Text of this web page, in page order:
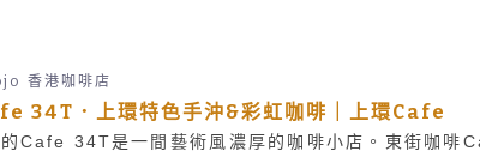
香港咖啡店
34T．上環特色手沖&彩虹咖啡｜上環Cafe
Cafe 34T是一間藝術風濃厚的咖啡小店。東街咖啡